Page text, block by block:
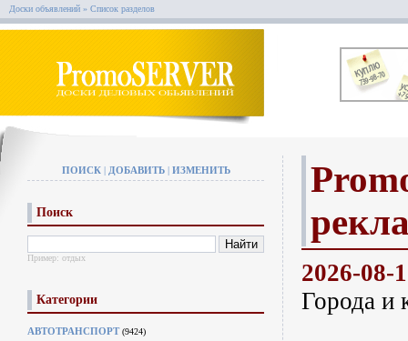
Доски объявлений » Список разделов
ПОИСК| ДОБАВИТЬ| ИЗМЕНИТЬ
Поиск
Пример: отдых
Категории
АВТОТРАНСПОРТ (9424)
2026-08-
Города и